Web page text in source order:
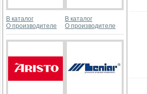
В каталог
О производителе
В каталог
О производителе